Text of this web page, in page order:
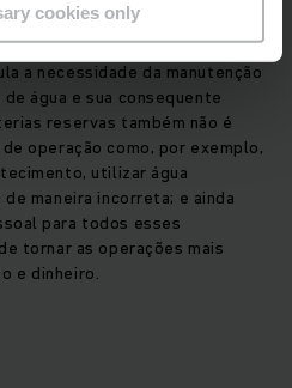
cookies only
para troca de baterias
de exaustão não são mais
a necessidade da manutenção
água e sua consequente
reservas também não é
operação como, por exemplo,
utilizar água
maneira incorreta; e ainda
para todos esses
tornar as operações mais
e dinheiro.